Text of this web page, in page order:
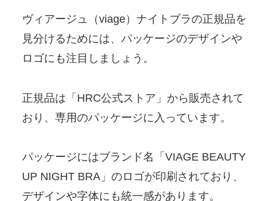
ヴィアージュ（viage）ナイトブラの正規品を
見分けるためには、パッケージのデザインや
ロゴにも注目しましょう。
正規品は「HRC公式ストア」から販売されて
おり、専用のパッケージに入っています。
パッケージにはブランド名「VIAGE BEAUTY
UP NIGHT BRA」のロゴが印刷されており、
デザインや字体にも統一感があります。